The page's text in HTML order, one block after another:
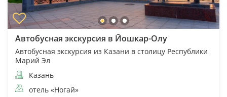
Автобусная экскурсия в Йошкар-Олу
Автобусная экскурсия из Казани в столицу Республики
Марий Эл
Казань
отель «Ногай»